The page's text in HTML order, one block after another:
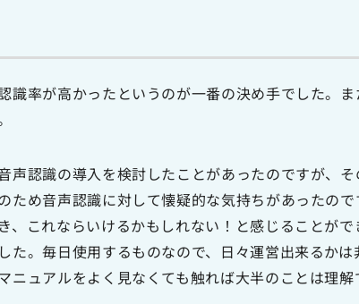
識率が高かったというのが一番の決め手でした。
声認識の導入を検討したことがあったのですが、
ため音声認識に対して懐疑的な気持ちがあったの
、これならいけるかもしれない！と感じることが
た。毎日使用するものなので、日々運営出来るか
ニュアルをよく見なくても触れば大半のことは理